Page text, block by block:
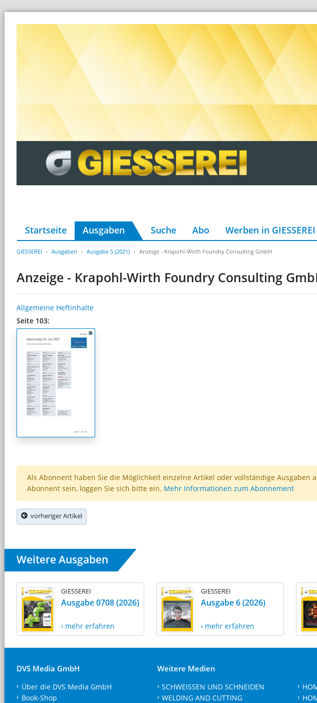
Startseite Ausgaben Suche Abo Werben in GIESSEREI
GIESSEREI Ausgaben Ausgabe 5 (2021) Anzeige - Krapohl-Wirth Foundry Consulting GmbH
Anzeige - Krapohl-Wirth Foundry Consulting
Allgemeine Heftinhalte
Seite 103:
Als Abonnent haben Sie die Möglichkeit einzelne Artikel oder vollständige Ausgaben
Abonnent sein, loggen Sie sich bitte ein. Mehr Informationen zum Abonnement
vorheriger Artikel
Weitere Ausgaben
GIESSEREI
Ausgabe 0708 (2026)
› mehr erfahren
GIESSEREI
Ausgabe 6 (2026)
› mehr erfahren
DVS Media GmbH
Über die DVS Media GmbH
Book-Shop
Weitere Medien
SCHWEISSEN UND SCHNEIDEN
WELDING AND CUTTING